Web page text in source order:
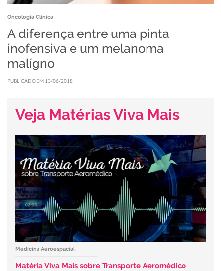
Oncologia Clínica
A diferença entre uma pinta
inofensiva e um melanoma
malígno
PUBLICADO EM 13/06/2018
Veja Matérias Viva Mais
Medicina Aeroespacial
Matéria Viva Mais sobre Transporte Aeromédico